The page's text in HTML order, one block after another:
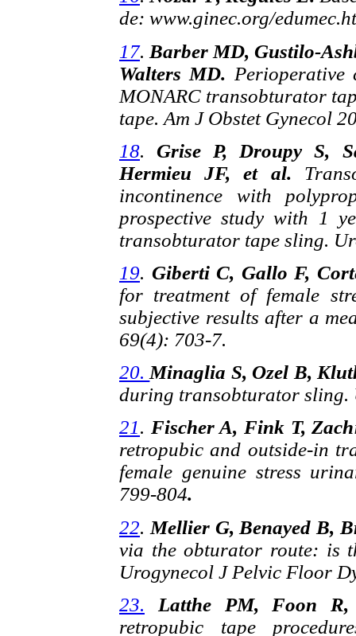
de: www.ginec.org/
17. Barber MD, Gustilo-
Walters MD. Perioperative
MONARC transobturator
tape. Am J Obstet Gynecol
18. Grise P, Droupy S,
Hermieu JF, et al.
incontinence with
prospective study with 1
transobturator tape sling.
19. Giberti C, Gallo F,
for treatment of female
subjective results after a
69(4): 703-7.
20. Minaglia S, Ozel B,
during transobturator sling.
21. Fischer A, Fink T,
retropubic and outside-in
female genuine stress
799-804.
22. Mellier G, Benayed B,
via the obturator route: is
Urogynecol J Pelvic Floor
23. Latthe PM, Foon R,
retropubic tape